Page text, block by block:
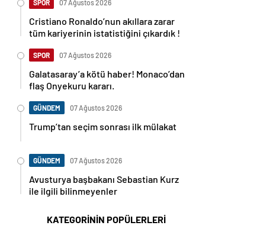
SPOR 07 Ağustos 2026
Cristiano Ronaldo’nun akıllara zarar
tüm kariyerinin istatistiğini çıkardık !
SPOR 07 Ağustos 2026
Galatasaray’a kötü haber! Monaco’dan
flaş Onyekuru kararı.
GÜNDEM 07 Ağustos 2026
Trump’tan seçim sonrası ilk mülakat
GÜNDEM 07 Ağustos 2026
Avusturya başbakanı Sebastian Kurz
ile ilgili bilinmeyenler
KATEGORİNİN POPÜLERLERİ